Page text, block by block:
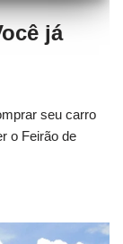
já
seu carro
o Feirão de